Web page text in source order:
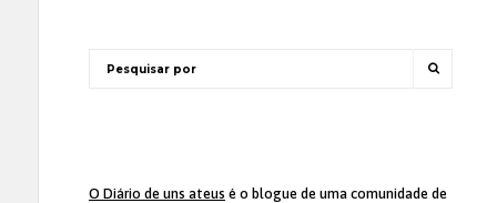
O Diário de uns ateus é o blogue de uma comunidade de